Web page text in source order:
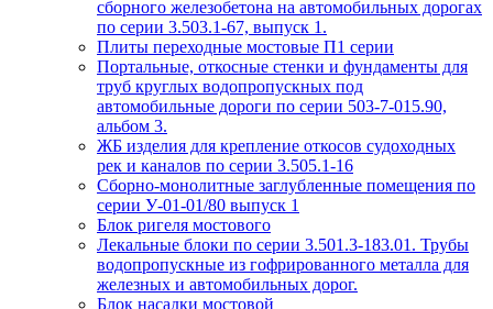
сборного железобетона на автомобильных дорогах
по серии 3.503.1-67, выпуск 1.
Плиты переходные мостовые П1 серии
Портальные, откосные стенки и фундаменты для
труб круглых водопропускных под
автомобильные дороги по серии 503-7-015.90,
альбом 3.
ЖБ изделия для крепление откосов судоходных
рек и каналов по серии 3.505.1-16
Сборно-монолитные заглубленные помещения по
серии У-01-01/80 выпуск 1
Блок ригеля мостового
Лекальные блоки по серии 3.501.3-183.01. Трубы
водопропускные из гофрированного металла для
железных и автомобильных дорог.
Блок насадки мостовой